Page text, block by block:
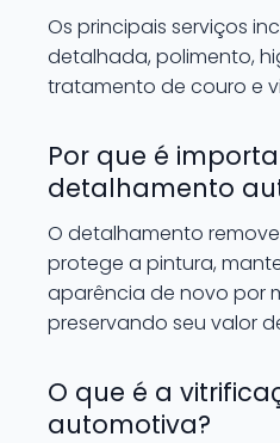
Os principais serviços
detalhada, polimento,
tratamento de couro e
Por que é
detalhamento
O detalhamento
protege a pintura,
aparência de novo por
preservando seu valor
O que é a
automotiva?